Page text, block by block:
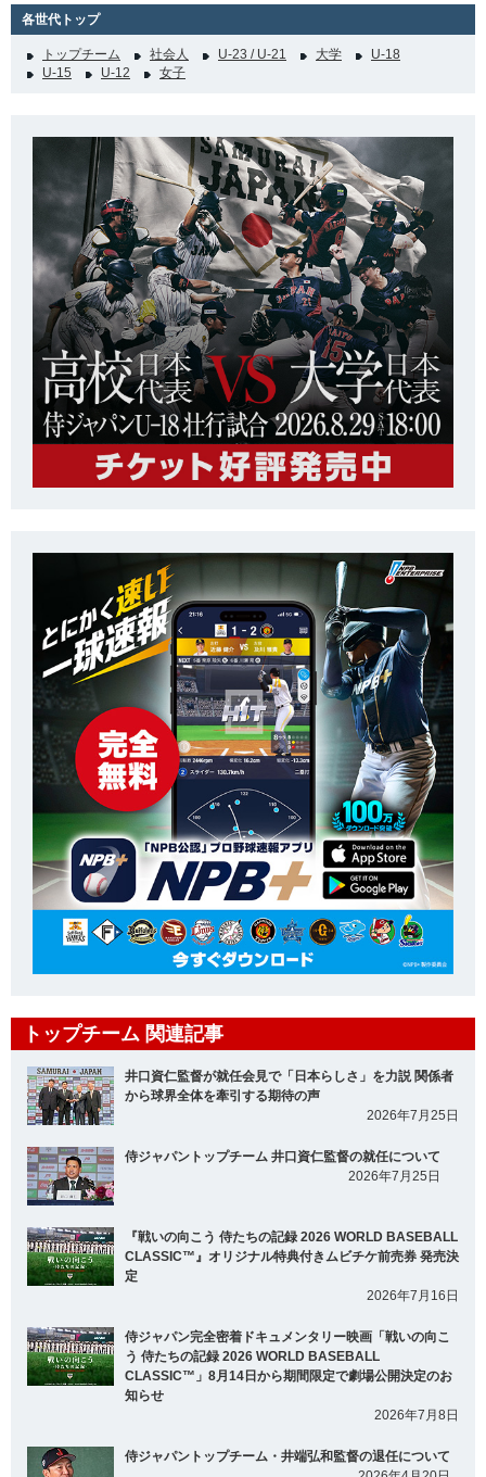
各世代トップ
トップチーム 社会人 U-23 / U-21 大学
U-18
U-15
U-12 女子
トップチーム 関連記事
井口資仁監督が就任会見で「日本らしさ」を力説 関係者
から球界全体を牽引する期待の声
2026年7月25日
侍ジャパントップチーム 井口資仁監督の就任について
2026年7月25日
『戦いの向こう 侍たちの記録 2026 WORLD BASEBALL
CLASSIC™』オリジナル特典付きムビチケ前売券 発売決
定
2026年7月16日
侍ジャパン完全密着ドキュメンタリー映画「戦いの向こ
う 侍たちの記録 2026 WORLD BASEBALL
CLASSIC™」8月14日から期間限定で劇場公開決定のお
知らせ
2026年7月8日
侍ジャパントップチーム・井端弘和監督の退任について